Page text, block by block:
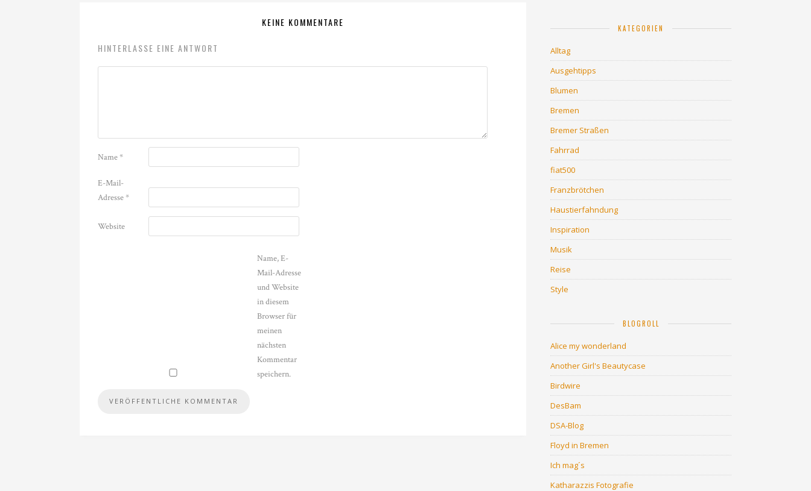
KEINE KOMMENTARE
HINTERLASSE EINE ANTWORT
Name*
E-Mail-
Adresse*
Website
Name, E-
Mail-Adresse
und Website
in diesem
Browser für
meinen
nächsten
Kommentar
speichern.
KATEGORIEN
Alltag
Ausgehtipps
Blumen
Bremen
Bremer Straßen
Fahrrad
fiat500
Franzbrötchen
Haustierfahndung
Inspiration
Musik
Reise
Style
BLOGROLL
Alice my wonderland
Another Girl's Beautycase
Birdwire
DesBam
DSA-Blog
Floyd in Bremen
Ich mag´s
Katharazzis Fotografie